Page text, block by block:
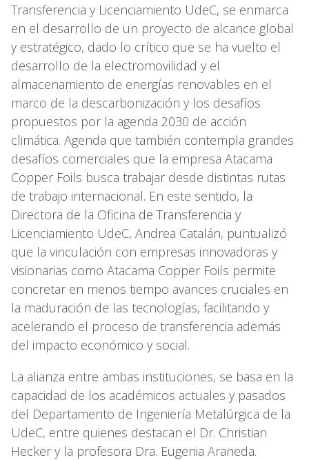
Transferencia y Licenciamiento UdeC, se enmarca
en el desarrollo de un proyecto de alcance global
y estratégico, dado lo crítico que se ha vuelto el
desarrollo de la electromovilidad y el
almacenamiento de energías renovables en el
marco de la descarbonización y los desafíos
propuestos por la agenda 2030 de acción
climática. Agenda que también contempla grandes
desafíos comerciales que la empresa Atacama
Copper Foils busca trabajar desde distintas rutas
de trabajo internacional. En este sentido, la
Directora de la Oficina de Transferencia y
Licenciamiento UdeC, Andrea Catalán, puntualizó
que la vinculación con empresas innovadoras y
visionarias como Atacama Copper Foils permite
concretar en menos tiempo avances cruciales en
la maduración de las tecnologías, facilitando y
acelerando el proceso de transferencia además
del impacto económico y social.
La alianza entre ambas instituciones, se basa en la
capacidad de los académicos actuales y pasados
del Departamento de Ingeniería Metalúrgica de la
UdeC, entre quienes destacan el Dr. Christian
Hecker y la profesora Dra. Eugenia Araneda.